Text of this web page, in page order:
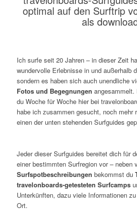
optimal auf den Surftrip
als
Ich surfe seit 20 Jahren – in dieser Zeit
wundervolle Erlebnisse in und außerhalb
sondern es haben sich auch unendliche
Fotos und Begegnungen angesammelt.
du Woche für Woche hier bei
habe ich zusammen gesucht, noch mehr
einen der unten stehenden Surfguides
Jeder dieser Surfguides bereitet dich für
einer bestimmten Surfregion vor – neben
Surfspotbeschreibungen bekommst du
travelonboards-getesteten Surfcamps
Unterkünften, dazu viele Informationen
Ort.